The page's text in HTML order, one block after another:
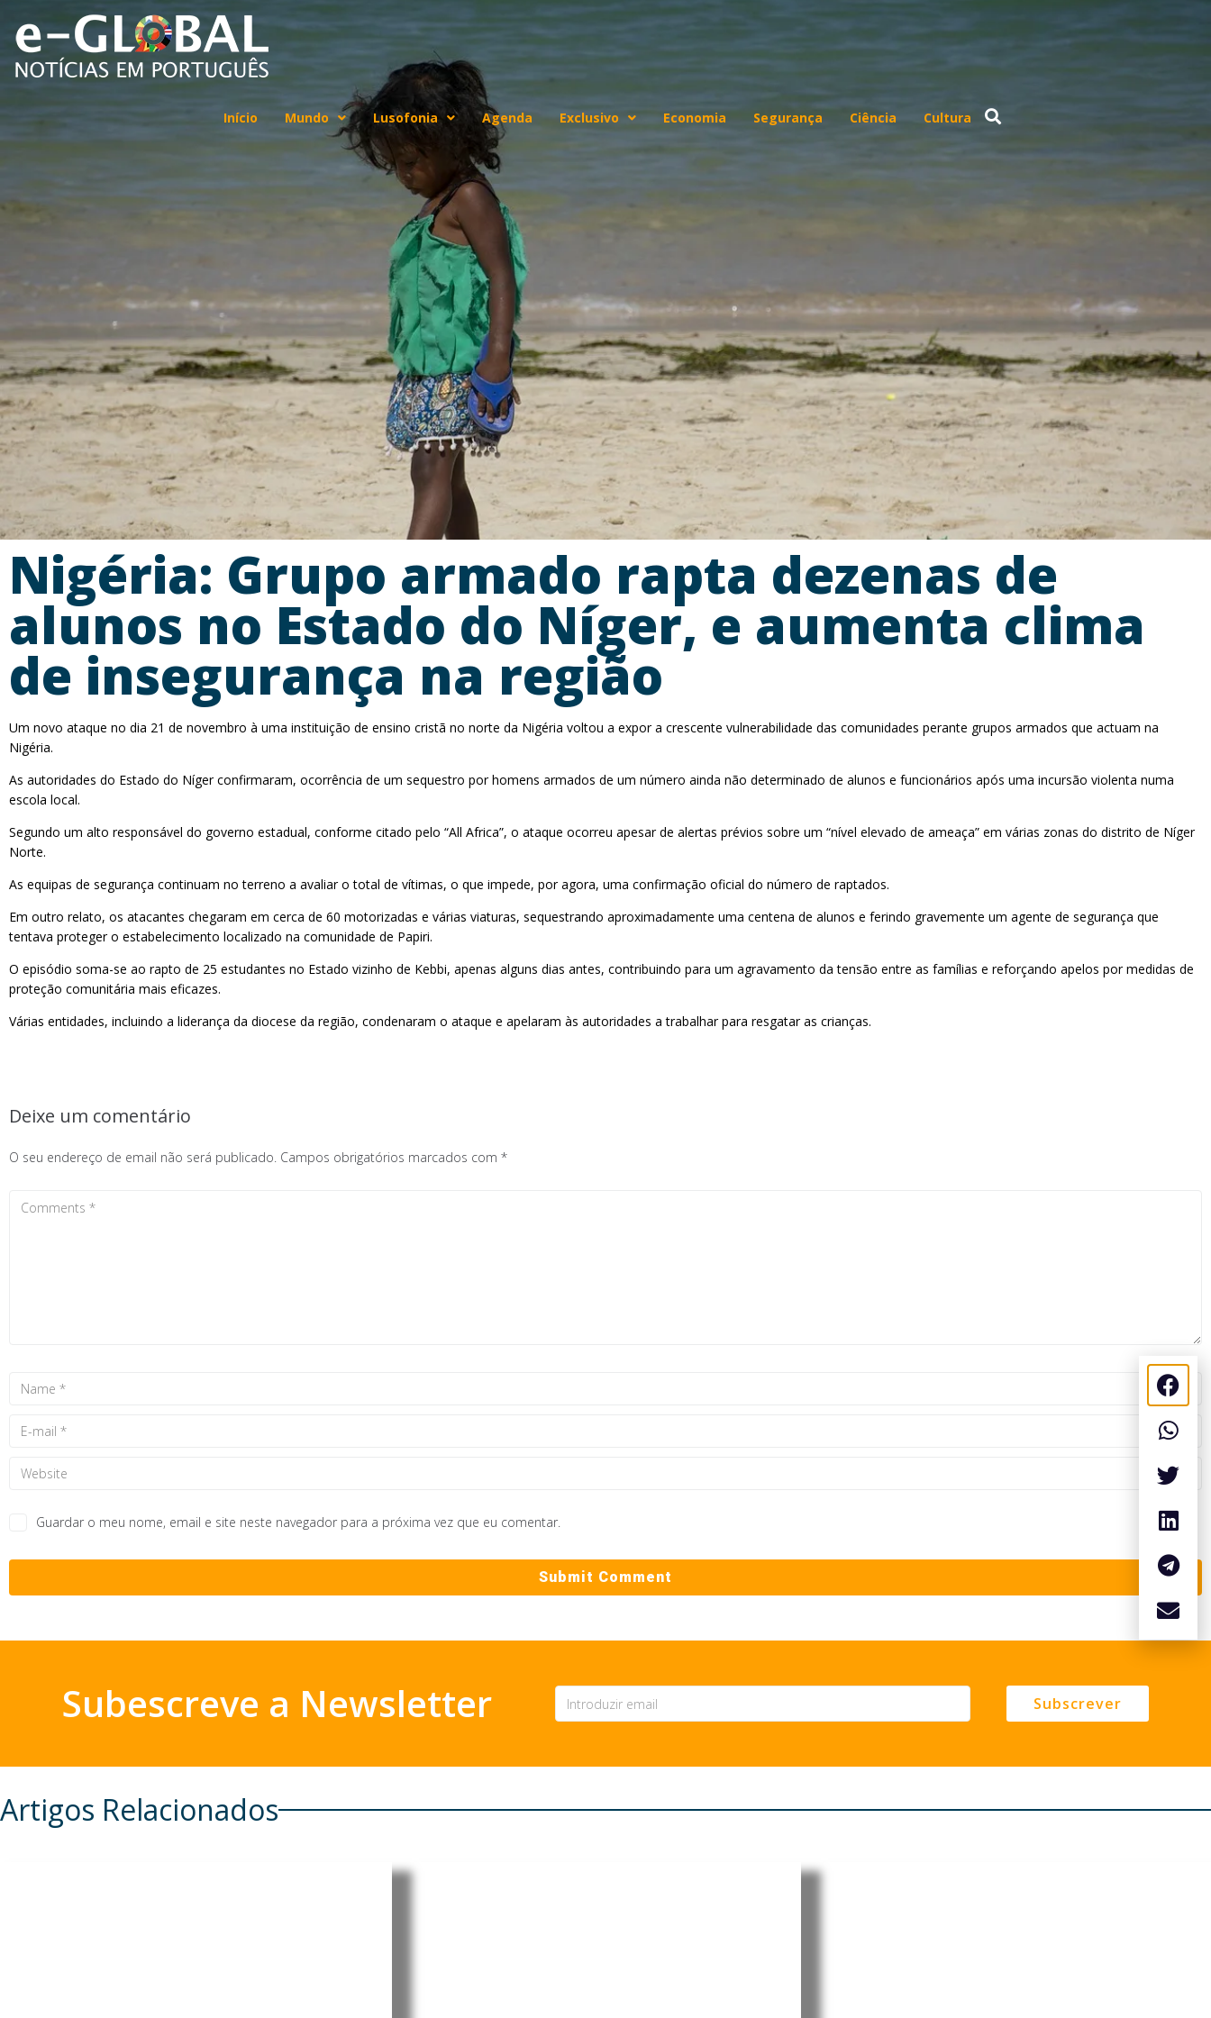
Início Mundo Lusofonia Agenda Exclusivo Economia Segurança Ciência Cultura
Nigéria: Grupo armado rapta dezenas de
alunos no Estado do Níger, e aumenta clima
de insegurança na região
Um novo ataque no dia 21 de novembro à uma instituição de ensino cristã no norte da Nigéria voltou a expor a crescente vulnerabilidade das comunidades perante grupos armados que actuam na
Nigéria.
As autoridades do Estado do Níger confirmaram, ocorrência de um sequestro por homens armados de um número ainda não determinado de alunos e funcionários após uma incursão violenta numa
escola local.
Segundo um alto responsável do governo estadual, conforme citado pelo “All Africa”, o ataque ocorreu apesar de alertas prévios sobre um “nível elevado de ameaça” em várias zonas do distrito de Níger
Norte.
As equipas de segurança continuam no terreno a avaliar o total de vítimas, o que impede, por agora, uma confirmação oficial do número de raptados.
Em outro relato, os atacantes chegaram em cerca de 60 motorizadas e várias viaturas, sequestrando aproximadamente uma centena de alunos e ferindo gravemente um agente de segurança que
tentava proteger o estabelecimento localizado na comunidade de Papiri.
O episódio soma-se ao rapto de 25 estudantes no Estado vizinho de Kebbi, apenas alguns dias antes, contribuindo para um agravamento da tensão entre as famílias e reforçando apelos por medidas de
proteção comunitária mais eficazes.
Várias entidades, incluindo a liderança da diocese da região, condenaram o ataque e apelaram às autoridades a trabalhar para resgatar as crianças.
Deixe um comentário
O seu endereço de email não será publicado. Campos obrigatórios marcados com *
Guardar o meu nome, email e site neste navegador para a próxima vez que eu comentar.
Subescreve a Newsletter Subscrever
Artigos Relacionados